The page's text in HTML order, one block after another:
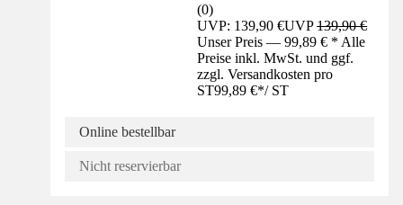
(0)
UVP: 139,90 €UVP139,90 €
Unser Preis — 99,89 € * Alle
Preise inkl. MwSt. und ggf.
zzgl. Versandkosten pro
ST99,89 €*/ ST
Online bestellbar
Nicht reservierbar